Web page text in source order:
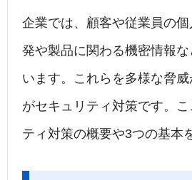
企業では、顧客や従業員の
発や製品に関わる機密情報
います。これらを多様な脅
がセキュリティ対策です。
ティ対策の概要や3つの基本